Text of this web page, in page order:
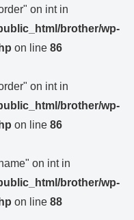
on int in
brother/wp-
on line 86
on int in
brother/wp-
on line 86
on int in
brother/wp-
on line 88